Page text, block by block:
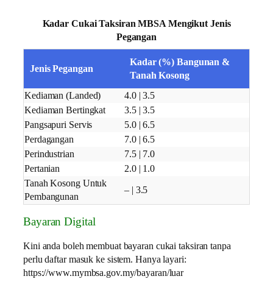
Kadar Cukai Taksiran MBSA Mengikut Jenis
Pegangan
Jenis Pegangan
Kadar (%) Bangunan &
Tanah Kosong
Kediaman (Landed)
4.0 | 3.5
Kediaman Bertingkat
3.5 | 3.5
Pangsapuri Servis
5.0 | 6.5
Perdagangan
7.0 | 6.5
Perindustrian
7.5 | 7.0
Pertanian
2.0 | 1.0
Tanah Kosong Untuk
Pembangunan
– | 3.5
Bayaran Digital
Kini anda boleh membuat bayaran cukai taksiran tanpa
perlu daftar masuk ke sistem. Hanya layari:
https://www.mymbsa.gov.my/bayaran/luar